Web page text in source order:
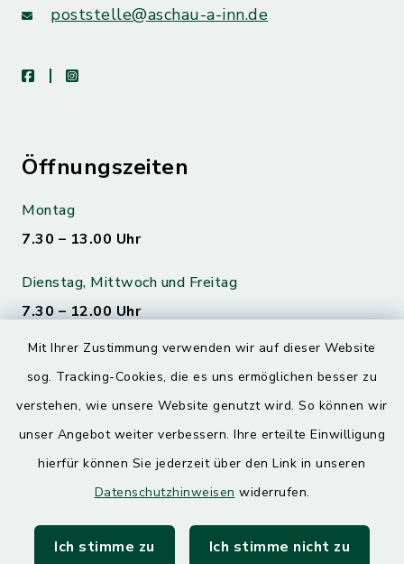
Mit Ihrer Zustimmung verwenden wir auf dieser Website
sog. Tracking-Cookies, die es uns ermöglichen besser zu
verstehen, wie unsere Website genutzt wird. So können wir
unser Angebot weiter verbessern. Ihre erteilte Einwilligung
hierfür können Sie jederzeit über den Link in unseren
Datenschutzhinweisen widerrufen.
Ich stimme zu Ich stimme nicht zu
poststelle@aschau-a-inn.de
facebookinstagram
Öffnungszeiten
Montag
7.30 – 13.00 Uhr
Dienstag, Mittwoch und Freitag
7.30 – 12.00 Uhr
Donnerstag
7.30 – 12.00 Uhr
13.00 – 17.30 Uhr
Quicklinks
SoNNe e. V.